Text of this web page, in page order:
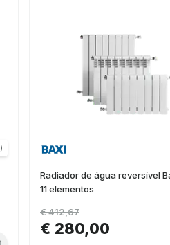
)
Radiador de água reversível
11 elementos
€ 280,00
€ 412,67